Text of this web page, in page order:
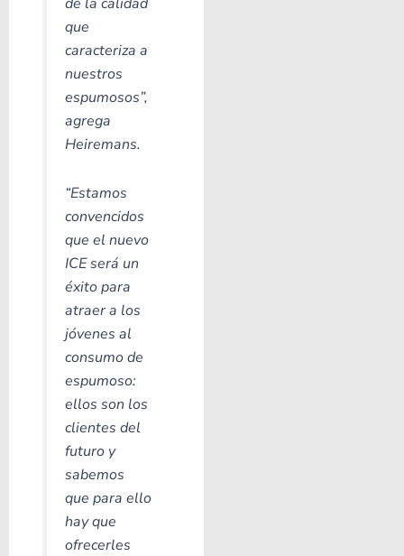
que
caracteriza a
nuestros
espumosos”,
agrega
Heiremans.
“Estamos
convencidos
que el nuevo
ICE será un
éxito para
atraer a los
jóvenes al
consumo de
espumoso:
ellos son los
clientes del
futuro y
sabemos
que para ello
hay que
ofrecerles